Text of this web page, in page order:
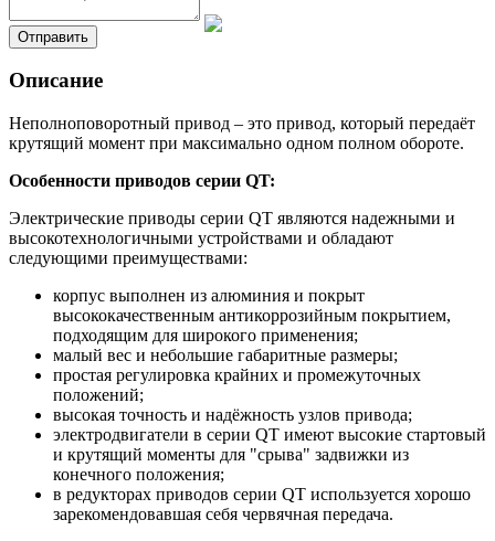
Описание
Неполноповоротный привод – это привод, который передаёт
крутящий момент при максимально одном полном обороте.
Особенности приводов серии QT:
Электрические приводы серии QT являются надежными и
высокотехнологичными устройствами и обладают
следующими преимуществами:
корпус выполнен из алюминия и покрыт
высококачественным антикоррозийным покрытием,
подходящим для широкого применения;
малый вес и небольшие габаритные размеры;
простая регулировка крайних и промежуточных
положений;
высокая точность и надёжность узлов привода;
электродвигатели в серии QT имеют высокие стартовый
и крутящий моменты для "срыва" задвижки из
конечного положения;
в редукторах приводов серии QT используется хорошо
зарекомендовавшая себя червячная передача.